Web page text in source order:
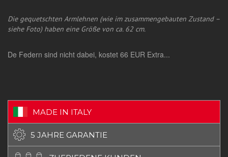
Die gequetschten Armlehnen (wie im zusammengebauten Zustand –
siehe Foto) haben eine Größe von ca. 62 cm.
De Federn sind nicht dabei, kostet 66 EUR Extra...
MADE IN ITALY
5 JAHRE GARANTIE